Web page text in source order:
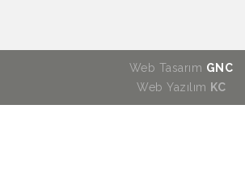
Web Tasarım GNC
Web Yazılım KC